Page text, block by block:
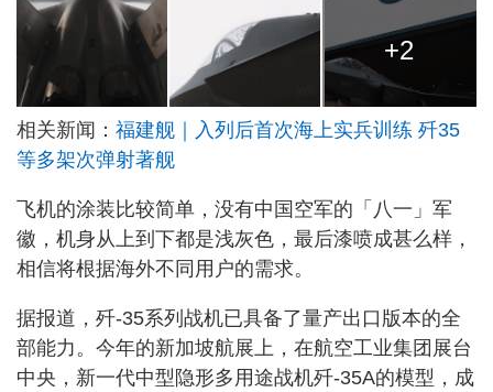
+2
相关新闻： 福建舰｜入列后首次海上实兵训练 歼35
等多架次弹射著舰
飞机的涂装比较简单，没有中国空军的「八一」军
徽，机身从上到下都是浅灰色，最后漆喷成甚么样，
相信将根据海外不同用户的需求。
据报道，歼-35系列战机已具备了量产出口版本的全
部能力。今年的新加坡航展上，在航空工业集团展台
中央，新一代中型隐形多用途战机歼-35A的模型，成